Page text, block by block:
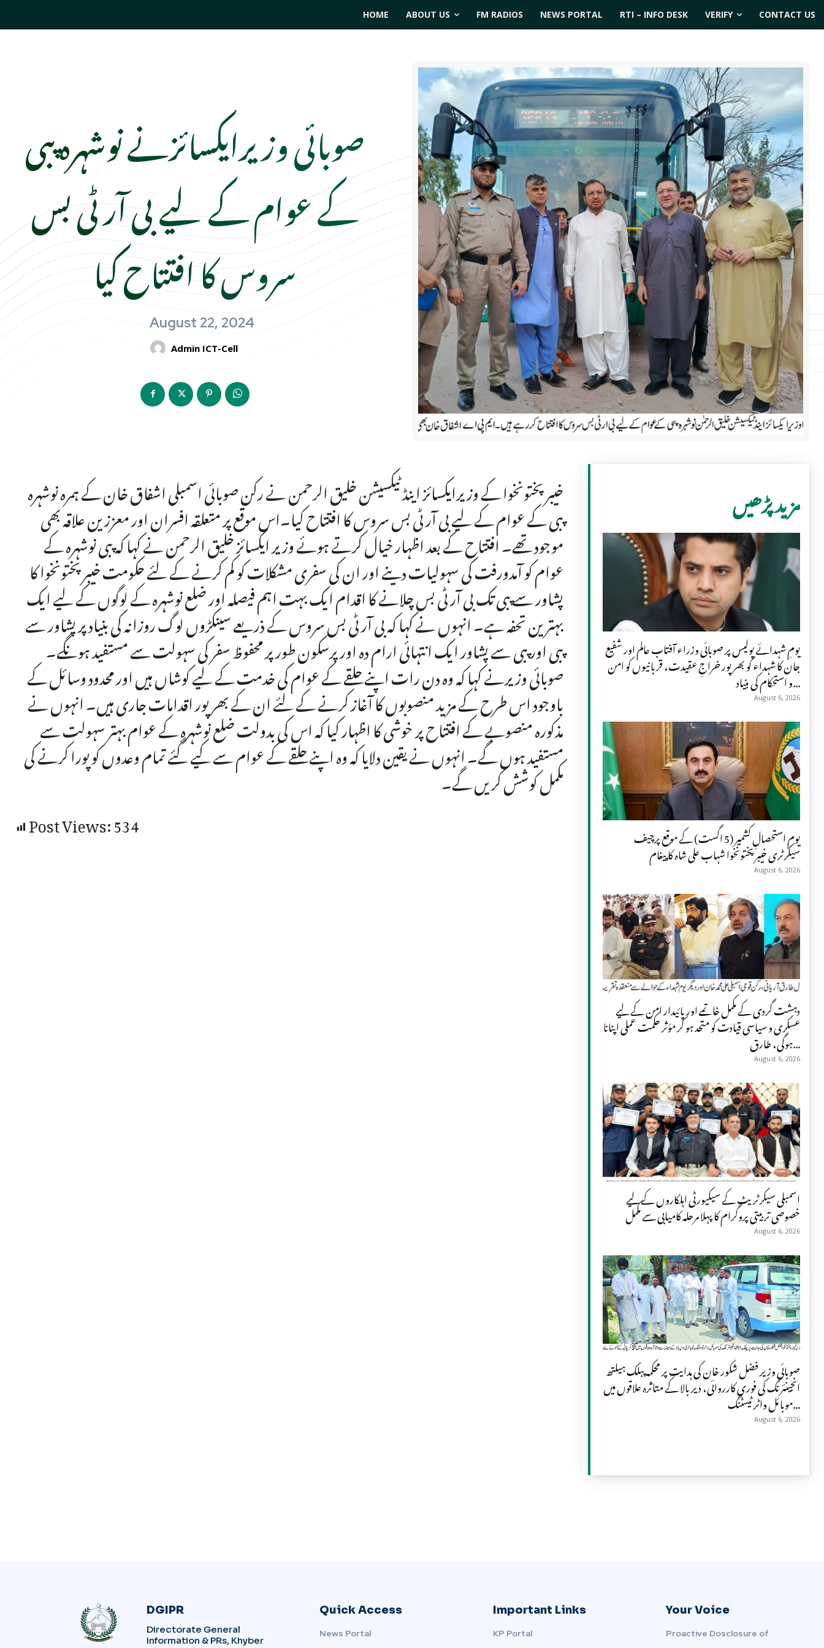
HOME ABOUT US FM RADIOS NEWS PORTAL RTI – INFO DESK VERIFY CONTACT US
صوبائی وزیرایکسائزنے نوشہرہ پبی
کے عوام کے لیے بی آر ٹی بس
سروس کا افتتاح کیا
August 22, 2024
Admin ICT-Cell
خیبر پختونخوا کے وزیرایکسائز اینڈ ٹیکسیشن خلیق الرحمن نے رکن صوبائی اسمبلی اشفاق خان کے ہمرہ نوشہرہ
پبی کے عوام کے لیے بی آر ٹی بس سروس کا افتتاح کیا۔اس موقع پر متعلقہ افسران اور معززین علاقہ بھی
موجود تھے۔ افتتاح کے بعد اظہار خیال کرتے ہوئے وزیر ایکسائز خلیق الرحمن نے کہا کہ پبی نوشہرہ کے
عوام کو آمدورفت کی سہولیات دینے اور ان کی سفری مشکلات کو کم کرنے کے لئے حکومت خیبر پختونخوا کا
پشاور سے پبی تک بی آر ٹی بس چلانے کا اقدام ایک بہت اہم فیصلہ اور ضلع نوشہرہ کے لوگوں کے لیے ایک
بہترین تحفہ ہے۔ انہوں نے کہا کہ بی آر ٹی بس سروس کے ذریعے سینکڑوں لوگ روزانہ کی بنیاد پر پشاور سے
پبی اور پبی سے پشاور ایک انتہائی ارام دہ اور پرسکون طور پر محفوظ سفر کی سہولت سے مستفید ہونگے۔
صوبائی وزیرنے کہا کہ وہ دن رات اپنے حلقے کے عوام کی خدمت کے لیے کوشاں ہیں اور محدود وسائل کے
باوجود اس طرح کے مزید منصوبوں کا آغاز کرنے کے لئے ان کے بھر پور اقدامات جاری ہیں۔ انہوں نے
مذکورہ منصوبے کے افتتاح پر خوشی کا اظہار کیا کہ اس کی بدولت ضلع نوشہرہ کے عوام بہتر سہولت سے
مستفید ہوں گے۔ انہوں نے یقین دلایا کہ وہ اپنے حلقے کے عوام سے کیے گئے تمام وعدوں کو پورا کرنے کی
مکمل کوشش کریں گے۔
Post Views:534
مزید پڑھیں
یومِ شہدائے پولیس پر صوبائی وزراء آفتاب عالم اور شفیع
جان کا شہداء کو بھرپور خراجِ عقیدت، قربانیوں کو امن
و استحکام کی بنیاد...
August 6, 2026
یومِ استحصالِ کشمیر (5 اگست) کے موقع پرچیف
سیکرٹری خیبر پختونخوا شہاب علی شاہ کا پیغام
August 6, 2026
دہشت گردی کے مکمل خاتمے اور پائیدار امن کے لیے
عسکری و سیاسی قیادت کو متحد ہو کر مؤثر حکمت عملی اپنانا
ہوگی، طارق...
August 6, 2026
اسمبلی سیکرٹریٹ کے سیکیورٹی اہلکاروں کے لیے
خصوصی تربیتی پروگرام کا پہلا مرحلہ کامیابی سے مکمل
August 6, 2026
صوبائی وزیر فضل شکور خان کی ہدایت پر محکمہ پبلک ہیلتھ
انجینئرنگ کی فوری کارروائی، دیر بالا کے متاثرہ علاقوں میں
موبائل واٹر ٹیسٹنگ...
August 6, 2026
DGIPR
Directorate General
Information & PRs, Khyber
Quick Access
News Portal
Important Links
KP Portal
Your Voice
Proactive Dosclosure of